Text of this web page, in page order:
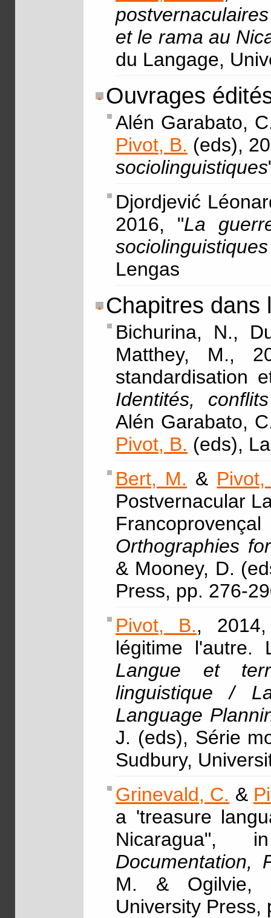
et le rama au
du Langage,
Ouvrages
Alén Garabato,
Pivot, B. (eds),
sociolinguistiques
Djordjević
2016, "La
Lengas
Chapitres dans
Bichurina, N.,
Matthey, M.,
standardisation
Identités,
Alén Garabato,
Pivot, B. (eds),
Bert, M. &
Postvernacular
Orthographies
& Mooney, D.
Press, pp. 276-
Pivot, B.,
légitime l'autre.
Langue et
linguistique /
Language
J. (eds), Série
Sudbury,
Grinevald, C. &
a 'treasure
Documentation,
M. & Ogilvie,
University Press,